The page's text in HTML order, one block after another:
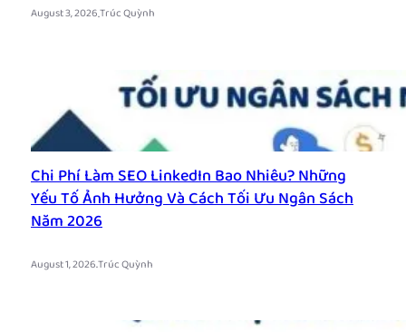
August 3, 2026.Trúc Quỳnh
Chi Phí Làm SEO LinkedIn Bao Nhiêu? Những
Yếu Tố Ảnh Hưởng Và Cách Tối Ưu Ngân Sách
Năm 2026
August 1, 2026.Trúc Quỳnh